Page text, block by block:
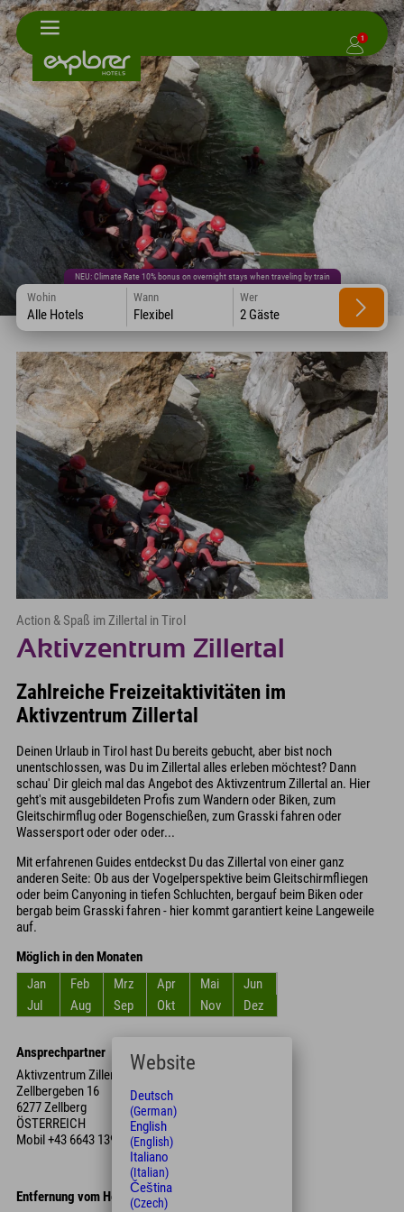
1
NEU: Climate Rate 10% bonus on overnight stays when traveling by train
Wohin
Alle Hotels
Wann
Flexibel
Wer
2 Gäste
Action & Spaß im Zillertal in Tirol
Aktivzentrum Zillertal
Zahlreiche Freizeitaktivitäten im
Aktivzentrum Zillertal
Deinen Urlaub in Tirol hast Du bereits gebucht, aber bist noch
unentschlossen, was Du im Zillertal alles erleben möchtest? Dann
schau' Dir gleich mal das Angebot des Aktivzentrum Zillertal an. Hier
geht's mit ausgebildeten Profis zum Wandern oder Biken, zum
Gleitschirmflug oder Bogenschießen, zum Grasski fahren oder
Wassersport oder oder oder...
Mit erfahrenen Guides entdeckst Du das Zillertal von einer ganz
anderen Seite: Ob aus der Vogelperspektive beim Gleitschirmfliegen
oder beim Canyoning in tiefen Schluchten, bergauf beim Biken oder
bergab beim Grasski fahren - hier kommt garantiert keine Langeweile
auf.
Möglich in den Monaten
Jan
Feb Mrz Apr Mai
Jun
Jul
Aug Sep Okt Nov Dez
Ansprechpartner
Aktivzentrum Zillertal
Zellbergeben 16
6277 Zellberg
ÖSTERREICH
Mobil +43 6643 139 800
Entfernung vom Hotel
Website
Deutsch
(German)
English
(English)
Italiano
(Italian)
Čeština
(Czech)